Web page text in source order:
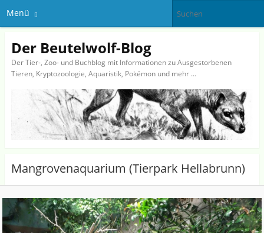
Menü
Der Beutelwolf-Blog
Der Tier-, Zoo- und Buchblog mit Informationen zu Ausgestorbenen
Tieren, Kryptozoologie, Aquaristik, Pokémon und mehr …
Mangrovenaquarium (Tierpark Hellabrunn)